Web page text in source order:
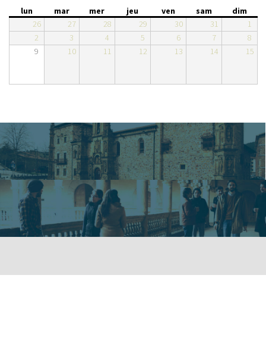
lun mar mer jeu ven sam
dim
26
27 28 29 30 31
1
2
3 4 5 6 7
8
9
10 11 12 13 14 15